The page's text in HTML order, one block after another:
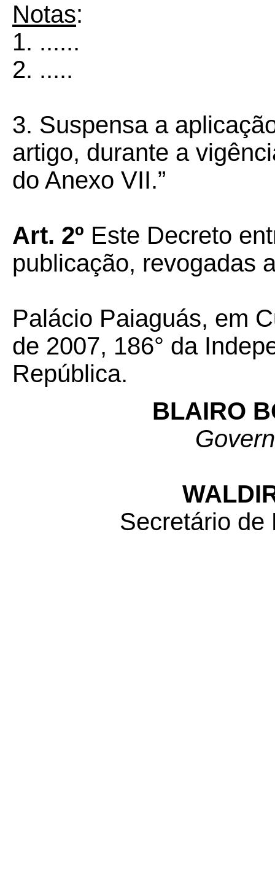
Notas:
1. ......
2. .....
3. Suspensa a
artigo, durante a
do Anexo VII.”
Art. 2º Este Decreto
publicação, revogadas
Palácio Paiaguás, em
de 2007, 186° da
República.
BLAIRO
Secretário de